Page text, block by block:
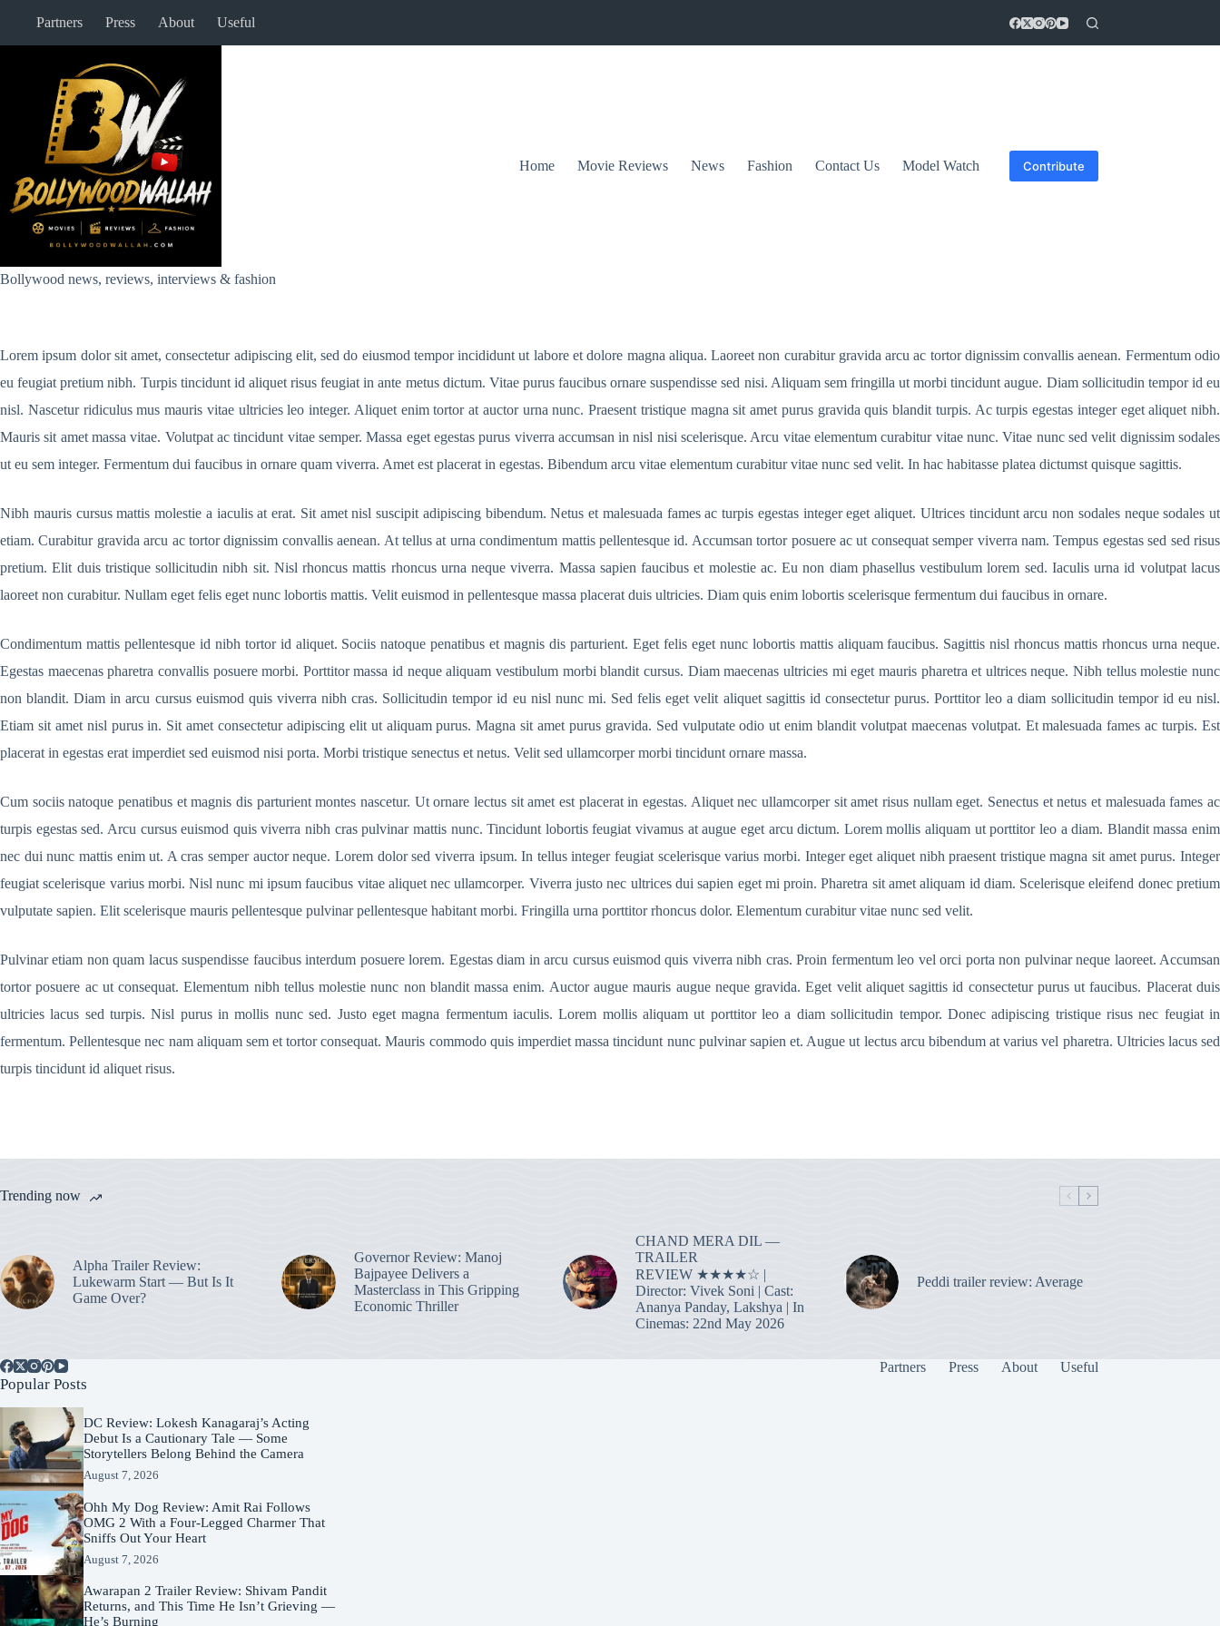
Partners Press About Useful
Bollywood news, reviews, interviews & fashion
Home Movie Reviews News Fashion Contact Us Model Watch Contribute
Lorem ipsum dolor sit amet, consectetur adipiscing elit, sed do eiusmod tempor incididunt ut labore et dolore magna aliqua. Laoreet non curabitur gravida arcu ac tortor dignissim convallis aenean. Fermentum odio
eu feugiat pretium nibh. Turpis tincidunt id aliquet risus feugiat in ante metus dictum. Vitae purus faucibus ornare suspendisse sed nisi. Aliquam sem fringilla ut morbi tincidunt augue. Diam sollicitudin tempor id eu
nisl. Nascetur ridiculus mus mauris vitae ultricies leo integer. Aliquet enim tortor at auctor urna nunc. Praesent tristique magna sit amet purus gravida quis blandit turpis. Ac turpis egestas integer eget aliquet nibh.
Mauris sit amet massa vitae. Volutpat ac tincidunt vitae semper. Massa eget egestas purus viverra accumsan in nisl nisi scelerisque. Arcu vitae elementum curabitur vitae nunc. Vitae nunc sed velit dignissim sodales
ut eu sem integer. Fermentum dui faucibus in ornare quam viverra. Amet est placerat in egestas. Bibendum arcu vitae elementum curabitur vitae nunc sed velit. In hac habitasse platea dictumst quisque sagittis.
Nibh mauris cursus mattis molestie a iaculis at erat. Sit amet nisl suscipit adipiscing bibendum. Netus et malesuada fames ac turpis egestas integer eget aliquet. Ultrices tincidunt arcu non sodales neque sodales ut
etiam. Curabitur gravida arcu ac tortor dignissim convallis aenean. At tellus at urna condimentum mattis pellentesque id. Accumsan tortor posuere ac ut consequat semper viverra nam. Tempus egestas sed sed risus
pretium. Elit duis tristique sollicitudin nibh sit. Nisl rhoncus mattis rhoncus urna neque viverra. Massa sapien faucibus et molestie ac. Eu non diam phasellus vestibulum lorem sed. Iaculis urna id volutpat lacus
laoreet non curabitur. Nullam eget felis eget nunc lobortis mattis. Velit euismod in pellentesque massa placerat duis ultricies. Diam quis enim lobortis scelerisque fermentum dui faucibus in ornare.
Condimentum mattis pellentesque id nibh tortor id aliquet. Sociis natoque penatibus et magnis dis parturient. Eget felis eget nunc lobortis mattis aliquam faucibus. Sagittis nisl rhoncus mattis rhoncus urna neque.
Egestas maecenas pharetra convallis posuere morbi. Porttitor massa id neque aliquam vestibulum morbi blandit cursus. Diam maecenas ultricies mi eget mauris pharetra et ultrices neque. Nibh tellus molestie nunc
non blandit. Diam in arcu cursus euismod quis viverra nibh cras. Sollicitudin tempor id eu nisl nunc mi. Sed felis eget velit aliquet sagittis id consectetur purus. Porttitor leo a diam sollicitudin tempor id eu nisl.
Etiam sit amet nisl purus in. Sit amet consectetur adipiscing elit ut aliquam purus. Magna sit amet purus gravida. Sed vulputate odio ut enim blandit volutpat maecenas volutpat. Et malesuada fames ac turpis. Est
placerat in egestas erat imperdiet sed euismod nisi porta. Morbi tristique senectus et netus. Velit sed ullamcorper morbi tincidunt ornare massa.
Cum sociis natoque penatibus et magnis dis parturient montes nascetur. Ut ornare lectus sit amet est placerat in egestas. Aliquet nec ullamcorper sit amet risus nullam eget. Senectus et netus et malesuada fames ac
turpis egestas sed. Arcu cursus euismod quis viverra nibh cras pulvinar mattis nunc. Tincidunt lobortis feugiat vivamus at augue eget arcu dictum. Lorem mollis aliquam ut porttitor leo a diam. Blandit massa enim
nec dui nunc mattis enim ut. A cras semper auctor neque. Lorem dolor sed viverra ipsum. In tellus integer feugiat scelerisque varius morbi. Integer eget aliquet nibh praesent tristique magna sit amet purus. Integer
feugiat scelerisque varius morbi. Nisl nunc mi ipsum faucibus vitae aliquet nec ullamcorper. Viverra justo nec ultrices dui sapien eget mi proin. Pharetra sit amet aliquam id diam. Scelerisque eleifend donec pretium
vulputate sapien. Elit scelerisque mauris pellentesque pulvinar pellentesque habitant morbi. Fringilla urna porttitor rhoncus dolor. Elementum curabitur vitae nunc sed velit.
Pulvinar etiam non quam lacus suspendisse faucibus interdum posuere lorem. Egestas diam in arcu cursus euismod quis viverra nibh cras. Proin fermentum leo vel orci porta non pulvinar neque laoreet. Accumsan
tortor posuere ac ut consequat. Elementum nibh tellus molestie nunc non blandit massa enim. Auctor augue mauris augue neque gravida. Eget velit aliquet sagittis id consectetur purus ut faucibus. Placerat duis
ultricies lacus sed turpis. Nisl purus in mollis nunc sed. Justo eget magna fermentum iaculis. Lorem mollis aliquam ut porttitor leo a diam sollicitudin tempor. Donec adipiscing tristique risus nec feugiat in
fermentum. Pellentesque nec nam aliquam sem et tortor consequat. Mauris commodo quis imperdiet massa tincidunt nunc pulvinar sapien et. Augue ut lectus arcu bibendum at varius vel pharetra. Ultricies lacus sed
turpis tincidunt id aliquet risus.
Trending now
Alpha Trailer Review:
Lukewarm Start — But Is It
Game Over?
Governor Review: Manoj
Bajpayee Delivers a
Masterclass in This Gripping
Economic Thriller
CHAND MERA DIL —
TRAILER
REVIEW ★★★★☆ |
Director: Vivek Soni | Cast:
Ananya Panday, Lakshya | In
Cinemas: 22nd May 2026
Peddi trailer review: Average
Partners Press About Useful
Popular Posts
DC Review: Lokesh Kanagaraj’s Acting
Debut Is a Cautionary Tale — Some
Storytellers Belong Behind the Camera
August 7, 2026
Ohh My Dog Review: Amit Rai Follows
OMG 2 With a Four-Legged Charmer That
Sniffs Out Your Heart
August 7, 2026
Awarapan 2 Trailer Review: Shivam Pandit
Returns, and This Time He Isn’t Grieving —
He’s Burning